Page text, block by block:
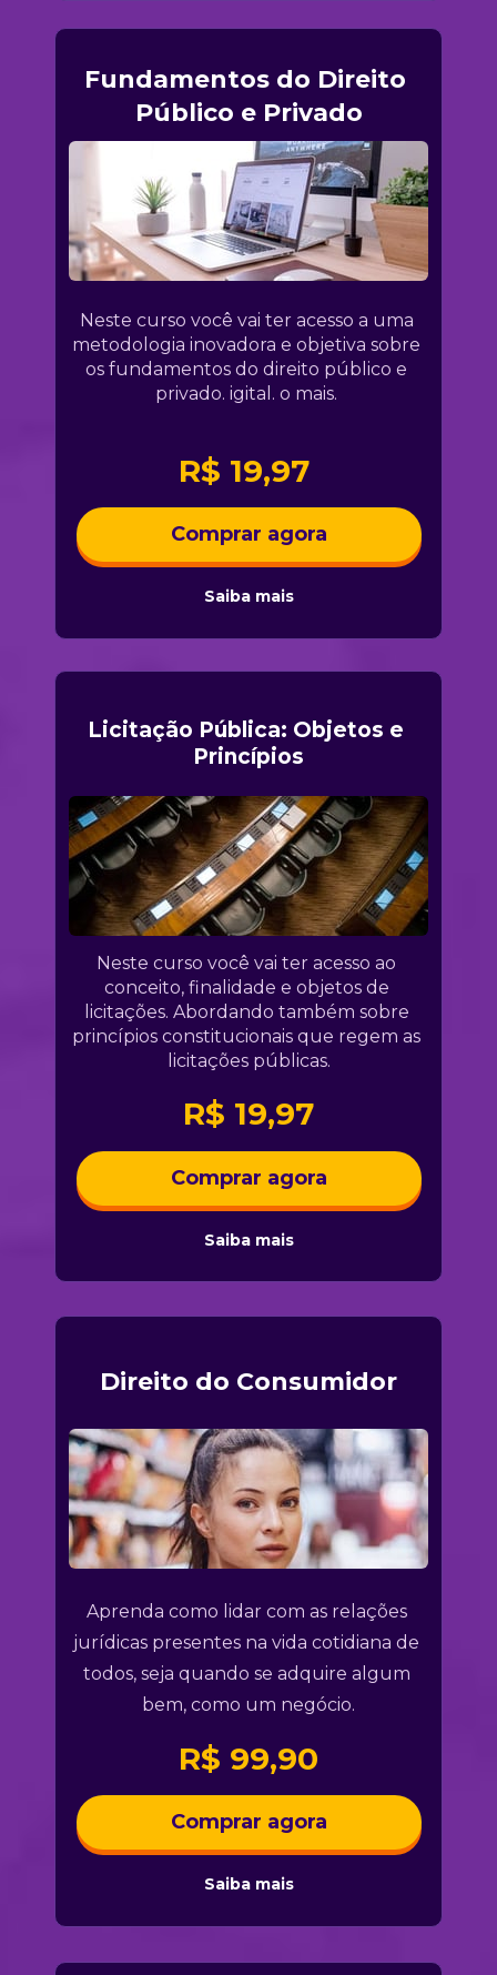
Saiba mais
Fundamentos do Direito
Público e Privado
Comprar agora
R$ 19,97
Neste curso você vai ter acesso a uma
metodologia inovadora e objetiva sobre
os fundamentos do direito público e
privado. igital. o mais.
Saiba mais
Licitação Pública: Objetos e
Princípios
Comprar agora
R$ 19,97
Neste curso você vai ter acesso ao
conceito, finalidade e objetos de
licitações. Abordando também sobre
princípios constitucionais que regem as
licitações públicas.
Saiba mais
Direito do Consumidor
Comprar agora
R$ 99,90
Aprenda como lidar com as relações
jurídicas presentes na vida cotidiana de
todos, seja quando se adquire algum
bem, como um negócio.